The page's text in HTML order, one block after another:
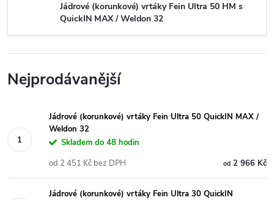
Jádrové (korunkové) vrtáky Fein Ultra 50 HM s
QuickIN MAX / Weldon 32
Nejprodávanější
Jádrové (korunkové) vrtáky Fein Ultra 50 QuickIN MAX /
Weldon 32
Skladem do 48 hodin
od2 966 Kč
od 2 451 Kč bez DPH
Jádrové (korunkové) vrtáky Fein Ultra 30 QuickIN